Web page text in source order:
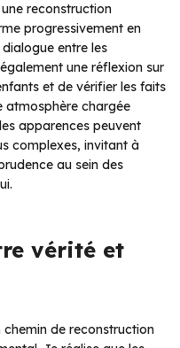
reconstruction
progressivement en
entre les
une réflexion sur
et de vérifier les faits
atmosphère chargée
apparences peuvent
complexes, invitant à
au sein des
vérité et
chemin de reconstruction